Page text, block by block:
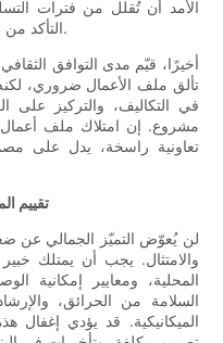
الأمد أن تُقلل من فترات
التأكد من استعدادهم للبحث عن بدائل عند الحاجة.
أخيرًا، قيّم مدى التوافق
تألق ملف الأعمال ضروري،
في التكاليف، والتركيز على
مشروع. إن امتلاك ملف
تعاونية راسخة، يدل على
تقييم
لن يُعوّض التميّز الجمالي عن
والامتثال. يجب أن يمتلك
المحلية، ومعايير إمكانية
السلامة من الحرائق،
الميكانيكية. قد يؤدي إغفال